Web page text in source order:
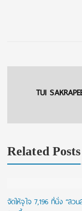
TUI
Related Posts
จัดให้จุใจ 7,196 ที่นั่ง “สว